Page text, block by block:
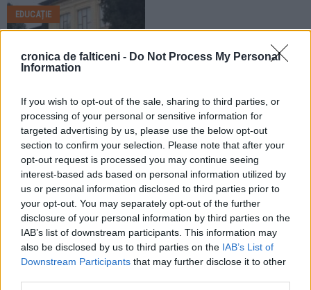
cronica de falticeni - Do Not Process My Personal
Information
If you wish to opt-out of the sale, sharing to third parties, or
processing of your personal or sensitive information for
targeted advertising by us, please use the below opt-out
section to confirm your selection. Please note that after your
opt-out request is processed you may continue seeing
interest-based ads based on personal information utilized by
us or personal information disclosed to third parties prior to
your opt-out. You may separately opt-out of the further
disclosure of your personal information by third parties on the
IAB’s list of downstream participants. This information may
also be disclosed by us to third parties on the IAB’s List of
Downstream Participants that may further disclose it to other
EDUCAȚIE
Performanțe la Bacalaureat. Topul
absolvenților cu cele mai mari 10
medii de la Colegiul Național „Nicu
Gane”
EDUCAȚIE EDUCAȚIE